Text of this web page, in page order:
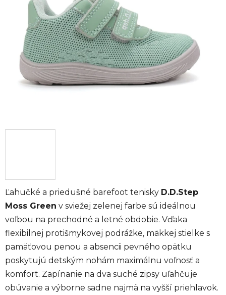
Ľahučké a priedušné barefoot tenisky D.D.Step
Moss Green v sviežej zelenej farbe sú ideálnou
voľbou na prechodné a letné obdobie. Vďaka
flexibilnej protišmykovej podrážke, mäkkej stielke s
pamäťovou penou a absencii pevného opätku
poskytujú detským nohám maximálnu voľnosť a
komfort. Zapínanie na dva suché zipsy uľahčuje
obúvanie a výborne sadne najmä na vyšší priehlavok.
hviezdičiek.